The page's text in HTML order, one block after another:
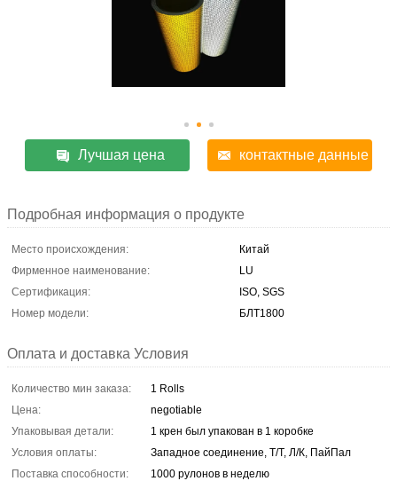
Лучшая цена контактные данные
Подробная информация о продукте
Место происхождения:
Китай
Фирменное наименование:
LU
Сертификация:
ISO, SGS
Номер модели:
БЛТ1800
Оплата и доставка Условия
Количество мин заказа:
1 Rolls
Цена:
negotiable
Упаковывая детали:
1 крен был упакован в 1 коробке
Условия оплаты:
Западное соединение, Т/Т, Л/К, ПайПал
Поставка способности:
1000 рулонов в неделю